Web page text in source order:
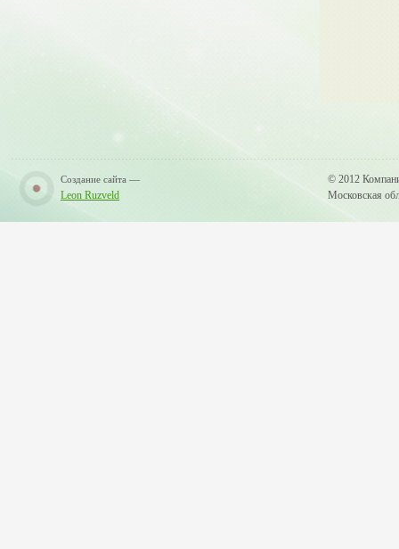
Создание сайта —
Leon Ruzveld
© 2012
Московская